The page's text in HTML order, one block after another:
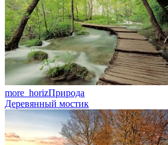
more_horizПрирода
Деревянный мостик